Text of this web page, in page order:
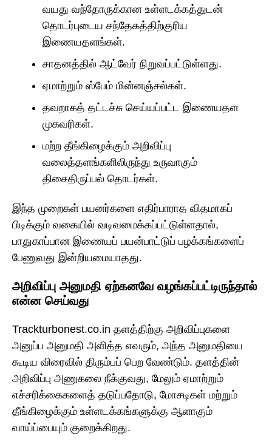
வயது வந்தோருக்கான உள்ளடக்கத்துடன்
தொடர்புடைய சந்தேகத்திற்குரிய
இணையதளங்கள்.
சாதனத்தில் ஆட்வேர் நிறுவப்பட்டுள்ளது.
ஏமாற்றும் ஸ்பேம் மின்னஞ்சல்கள்.
தவறாகத் தட்டச்சு செய்யப்பட்ட இணையதள
முகவரிகள்.
மற்ற தீங்கிழைக்கும் அறிவிப்பு
வலைத்தளங்களிலிருந்து உருவாகும்
திசைதிருப்பல் தொடர்கள்.
இந்த முறைகள் பயனர்களை எதிர்பாராத விதமாகப்
பிடிக்கும் வகையில் வடிவமைக்கப்பட்டுள்ளதால்,
பாதுகாப்பான இணையப் பயன்பாட்டுப் பழக்கங்களைப்
பேணுவது இன்றியமையாதது.
அறிவிப்பு அனுமதி ஏற்கனவே வழங்கப்பட்டிருந்தால்
என்ன செய்வது
Trackturbonest.co.in தளத்திற்கு அறிவிப்புகளை
அனுப்ப அனுமதி அளித்த எவரும், அந்த அனுமதியை
கூடிய விரைவில் திரும்பப் பெற வேண்டும். தளத்தின்
அறிவிப்பு அணுகலை நீக்குவது, மேலும் ஏமாற்றும்
எச்சரிக்கைகளைத் தடுப்பதோடு, மோசடிகள் மற்றும்
தீங்கிழைக்கும் உள்ளடக்கங்களுக்கு ஆளாகும்
வாய்ப்பையும் குறைக்கிறது.